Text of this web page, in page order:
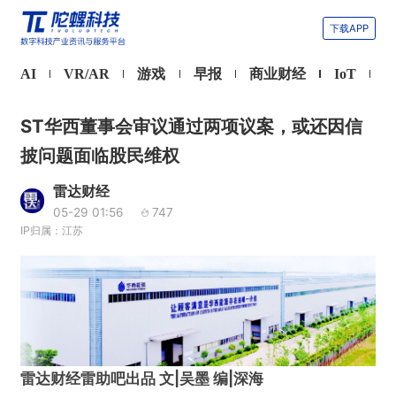
下载APP
AI VR/AR 游戏 早报 商业财经 IoT
ST华西董事会审议通过两项议案，或还因信
披问题面临股民维权
雷达财经
05-29 01:56 747
IP归属：江苏
雷达财经雷助吧出品 文|吴墨 编|深海